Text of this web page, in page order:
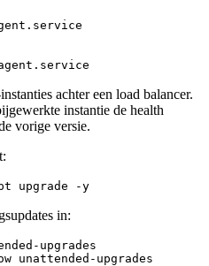
achter een load balancer.
instantie de health
vorige versie.
in: